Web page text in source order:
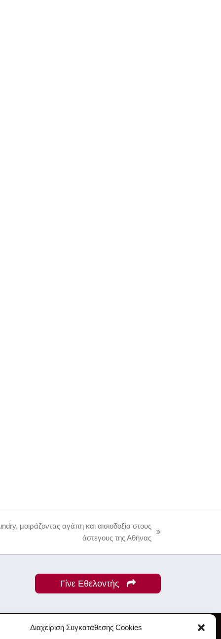
Διαχείριση Συγκατάθεσης Cookies
μοιράζοντας αγάπη και αισιοδοξία στους
άστεγους της Αθήνας
Γίνε Εθελοντής